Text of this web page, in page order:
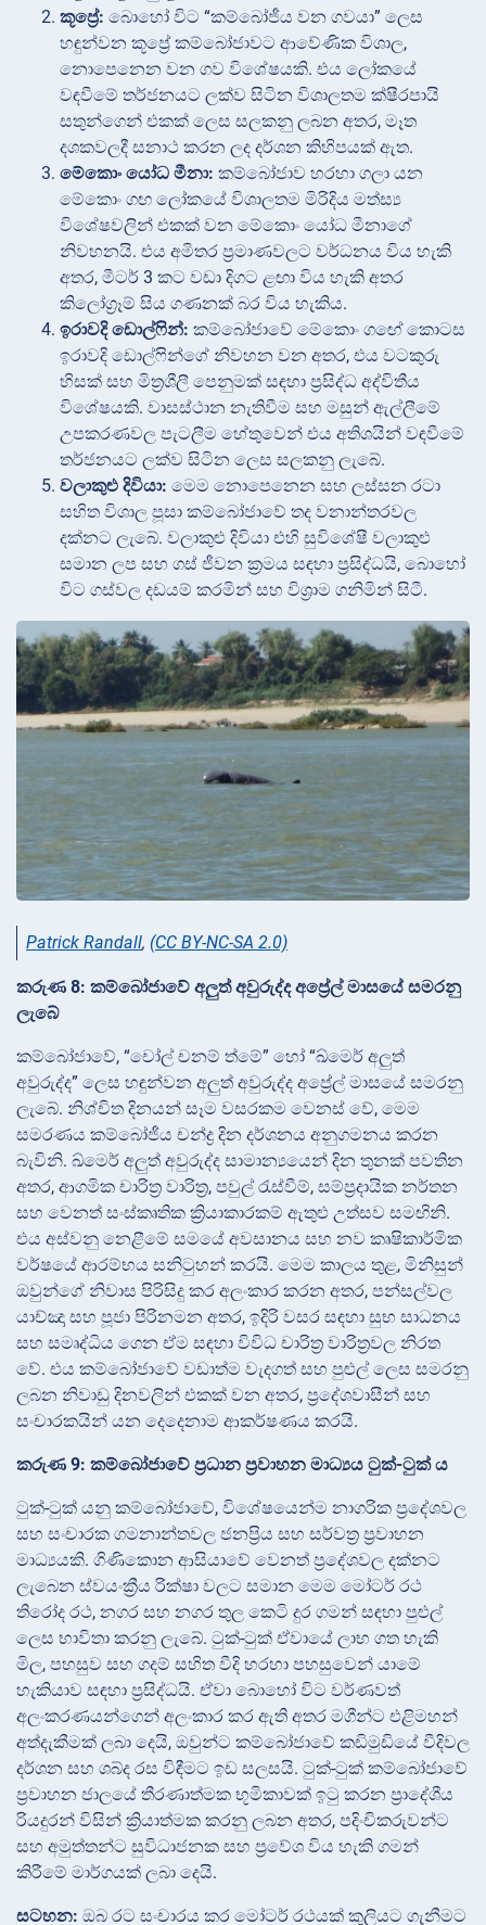
කූප්‍රේ: බොහෝ විට “කම්බෝජීය වන ගවයා” ලෙස
හඳුන්වන කූප්‍රේ කම්බෝජාවට ආවේණික විශාල,
නොපෙනෙන වන ගව විශේෂයකි. එය ලෝකයේ
වඳවීමේ තර්ජනයට ලක්ව සිටින විශාලතම ක්ෂීරපායි
සතුන්ගෙන් එකක් ලෙස සලකනු ලබන අතර, මෑත
දශකවලදී සනාථ කරන ලද දර්ශන කිහිපයක් ඇත.
මේකොං යෝධ මීනා: කම්බෝජාව හරහා ගලා යන
මේකොං ගඟ ලෝකයේ විශාලතම මිරිදිය මත්ස්‍ය
විශේෂවලින් එකක් වන මේකොං යෝධ මීනාගේ
නිවහනයි. එය අමිතර ප්‍රමාණවලට වර්ධනය විය හැකි
අතර, මීටර් 3 කට වඩා දිගට ළඟා විය හැකි අතර
කිලෝග්‍රෑම් සිය ගණනක් බර විය හැකිය.
ඉරාවදි ඩොල්ෆින්: කම්බෝජාවේ මේකොං ගඟේ කොටස
ඉරාවදි ඩොල්ෆින්ගේ නිවහන වන අතර, එය වටකුරු
හිසක් සහ මිත්‍රශීලී පෙනුමක් සඳහා ප්‍රසිද්ධ අද්විතීය
විශේෂයකි. වාසස්ථාන නැතිවීම සහ මසුන් ඇල්ලීමේ
උපකරණවල පැටලීම හේතුවෙන් එය අතිශයින් වඳවීමේ
තර්ජනයට ලක්ව සිටින ලෙස සලකනු ලැබේ.
වලාකුළු දිවියා: මෙම නොපෙනෙන සහ ලස්සන රටා
සහිත විශාල පූසා කම්බෝජාවේ තද වනාන්තරවල
දක්නට ලැබේ. වලාකුළු දිවියා එහි සුවිශේෂී වලාකුළු
සමාන ලප සහ ගස් ජීවන ක්‍රමය සඳහා ප්‍රසිද්ධයි, බොහෝ
විට ගස්වල දඩයම් කරමින් සහ විශ්‍රාම ගනිමින් සිටී.
Patrick Randall, (CC BY-NC-SA 2.0)
කරුණ 8: කම්බෝජාවේ අලුත් අවුරුද්ද අප්‍රේල් මාසයේ සමරනු
ලැබේ
කම්බෝජාවේ, “චෝල් චනම් ත්මේ” හෝ “ඛ්මෙර් අලුත්
අවුරුද්ද” ලෙස හඳුන්වන අලුත් අවුරුද්ද අප්‍රේල් මාසයේ සමරනු
ලැබේ. නිශ්චිත දිනයන් සෑම වසරකම වෙනස් වේ, මෙම
සමරණය කම්බෝජීය චන්ද්‍ර දින දර්ශනය අනුගමනය කරන
බැවිනි. ඛ්මෙර් අලුත් අවුරුද්ද සාමාන්‍යයෙන් දින තුනක් පවතින
අතර, ආගමික චාරිත්‍ර වාරිත්‍ර, පවුල් රැස්වීම්, සම්ප්‍රදායික නර්තන
සහ වෙනත් සංස්කෘතික ක්‍රියාකාරකම් ඇතුළු උත්සව සමඟිනි.
එය අස්වනු නෙළීමේ සමයේ අවසානය සහ නව කෘෂිකාර්මික
වර්ෂයේ ආරම්භය සනිටුහන් කරයි. මෙම කාලය තුළ, මිනිසුන්
ඔවුන්ගේ නිවාස පිරිසිදු කර අලංකාර කරන අතර, පන්සල්වල
යාච්ඤා සහ පූජා පිරිනමන අතර, ඉදිරි වසර සඳහා සුභ සාධනය
සහ සමෘද්ධිය ගෙන ඒම සඳහා විවිධ චාරිත්‍ර වාරිත්‍රවල නිරත
වේ. එය කම්බෝජාවේ වඩාත්ම වැදගත් සහ පුළුල් ලෙස සමරනු
ලබන නිවාඩු දිනවලින් එකක් වන අතර, ප්‍රදේශවාසීන් සහ
සංචාරකයින් යන දෙදෙනාම ආකර්ෂණය කරයි.
කරුණ 9: කම්බෝජාවේ ප්‍රධාන ප්‍රවාහන මාධ්‍යය ටුක්-ටුක් ය
ටුක්-ටුක් යනු කම්බෝජාවේ, විශේෂයෙන්ම නාගරික ප්‍රදේශවල
සහ සංචාරක ගමනාන්තවල ජනප්‍රිය සහ සර්වත්‍ර ප්‍රවාහන
මාධ්‍යයකි. ගිණිකොන ආසියාවේ වෙනත් ප්‍රදේශවල දක්නට
ලැබෙන ස්වයංක්‍රීය රික්ෂා වලට සමාන මෙම මෝටර් රථ
තිරෝද රථ, නගර සහ නගර තුල කෙටි දුර ගමන් සඳහා පුළුල්
ලෙස භාවිතා කරනු ලැබේ. ටුක්-ටුක් ඒවායේ ලාභ ගත හැකි
මිල, පහසුව සහ ගදම් සහිත වීදි හරහා පහසුවෙන් යාමේ
හැකියාව සඳහා ප්‍රසිද්ධයි. ඒවා බොහෝ විට වර්ණවත්
අලංකරණයන්ගෙන් අලංකාර කර ඇති අතර මගීන්ට එළිමහන්
අත්දැකීමක් ලබා දෙයි, ඔවුන්ට කම්බෝජාවේ කඩිමුඩියේ වීදිවල
දර්ශන සහ ශබ්ද රස විඳීමට ඉඩ සලසයි. ටුක්-ටුක් කම්බෝජාවේ
ප්‍රවාහන ජාලයේ තීරණාත්මක භූමිකාවක් ඉටු කරන ප්‍රාදේශීය
රියදුරන් විසින් ක්‍රියාත්මක කරනු ලබන අතර, පදිංචිකරුවන්ට
සහ අමුත්තන්ට සුවිධාජනක සහ ප්‍රවේශ විය හැකි ගමන්
කිරීමේ මාර්ගයක් ලබා දෙයි.
සටහන: ඔබ රට සංචාරය කර මෝටර් රථයක් කුලියට ගැනීමට